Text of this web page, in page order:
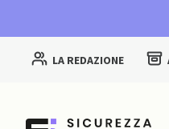
LA REDAZIONE